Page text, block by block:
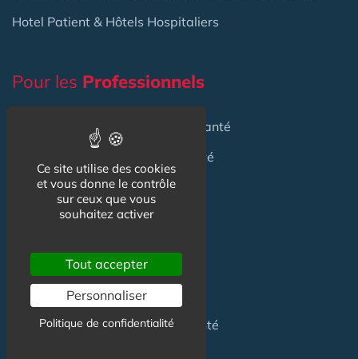
Hotel Patient & Hôtels Hospitaliers
Pour les Professionnels
Location locaux
en Maison de Santé
en Maison de Santé
Emploien Centre de Santé
S'installeren Maison de Santé
une Maison de Santé
une Maison de Santé
Investirdans une Maison de Santé
Ce site utilise des cookies
et vous donne le contrôle
sur ceux que vous
souhaitez activer
Tout accepter
Personnaliser
Politique de confidentialité